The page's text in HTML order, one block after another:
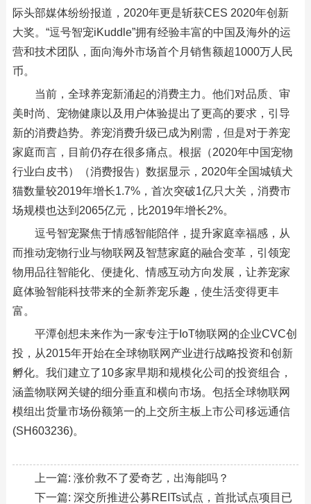
际头部媒体纷纷报道，2020年更是斩获CES 2020年创新
大奖。“逗号智宠iKuddle”拥有经验丰富的中国及海外的运
营和技术团队，面向海外市场首个月销售额超1000万人民
币。
当前，全球养宠新涌起的消费主力。他们对品质、审
美时尚、宠物健康以及用户体验提出了更高的要求，引导
新的消费趋势。养宠消费升级已成为刚需，但是对于养宠
家庭而言，目前仍存在很多痛点。根据（2020年中国宠物
行业白皮书）（消费报告）数据显示，2020年全国城镇犬
猫数量较2019年增长1.7%，首次突破1亿只大关，消费市
场规模也达到2065亿元，比2019年增长2%。
逗号智宠聚焦于情感智能陪伴，提升家庭幸福感，从
而推动宠物行业与物联网及智慧家庭的融合变革，引领宠
物用品往智能化、便捷化、情感互动方向发展，让养宠家
庭体验智能科技带来的全新养宠乐趣，使生活变得更丰
富。
平潭创想未来作为一家专注于IoT物联网的企业CVC创
投，从2015年开始在全球物联网产业进行战略投资和创新
孵化。我们建立了10多家早期和规模化公司的投资组合，
涵盖物联网关键的细分垂直和横向市场。包括全球物联网
模组出货量市场份额第一的上交所主板上市公司移远通信
(SH603236)。
上一篇: 涨价救不了爱奇艺，出海能吗？
下一篇: 深交所推进公募REITs试点，首批试点项目已